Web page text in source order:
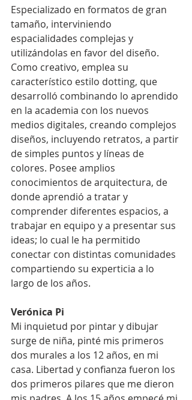
Especializado en formatos de gran
tamaño, interviniendo
espacialidades complejas y
utilizándolas en favor del diseño.
Como creativo, emplea su
característico estilo dotting, que
desarrolló combinando lo aprendido
en la academia con los nuevos
medios digitales, creando complejos
diseños, incluyendo retratos, a partir
de simples puntos y líneas de
colores. Posee amplios
conocimientos de arquitectura, de
donde aprendió a tratar y
comprender diferentes espacios, a
trabajar en equipo y a presentar sus
ideas; lo cual le ha permitido
conectar con distintas comunidades
compartiendo su experticia a lo
largo de los años.
Verónica Pi
Mi inquietud por pintar y dibujar
surge de niña, pinté mis primeros
dos murales a los 12 años, en mi
casa. Libertad y confianza fueron los
dos primeros pilares que me dieron